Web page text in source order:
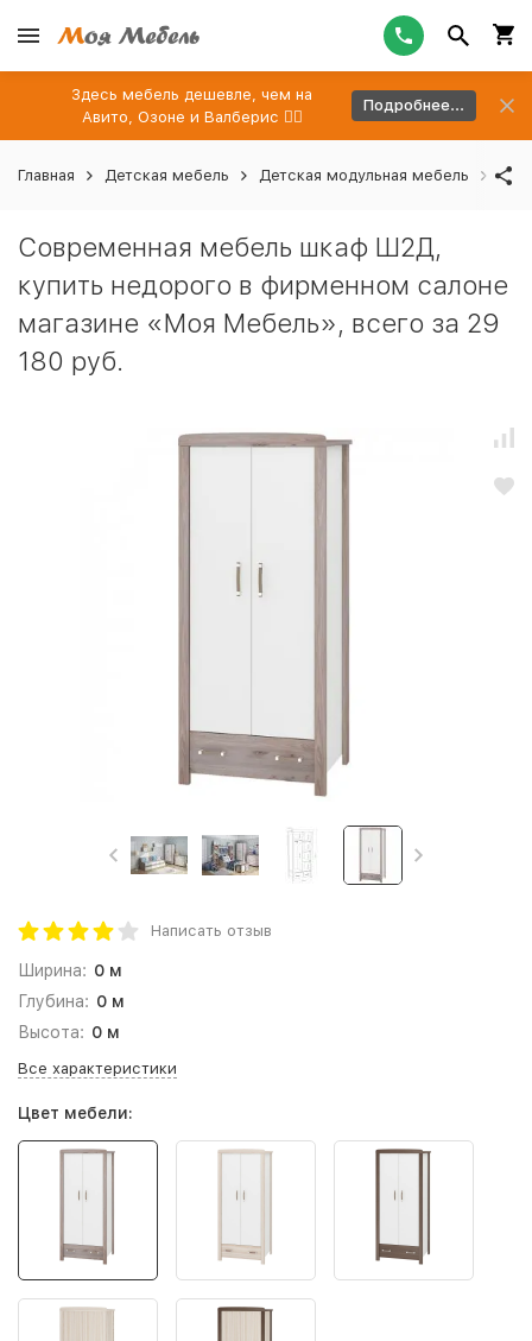
Здесь мебель дешевле, чем на
Авито, Озоне и Валберис 👉🏻
Подробнее...
Главная Детская мебель Детская модульная мебель
Современная мебель шкаф Ш2Д,
купить недорого в фирменном салоне
магазине «Моя Мебель», всего за 29
180 руб.
Написать отзыв
Ширина: 0 м
Глубина: 0 м
Высота: 0 м
Все характеристики
Цвет мебели: